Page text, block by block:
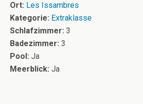
Ort: Les Issambres
Kategorie: Extraklasse
Schlafzimmer: 3
Badezimmer: 3
Pool: Ja
Meerblick: Ja